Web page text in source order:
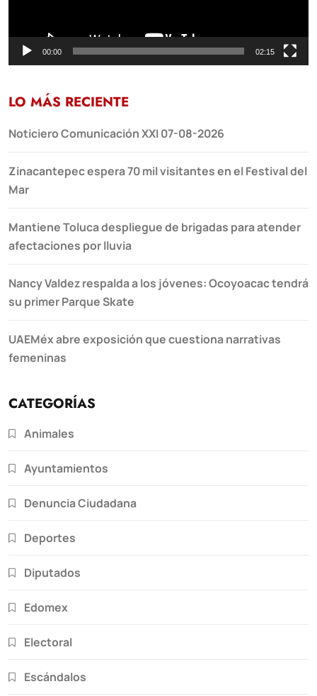
00:00 02:15
LO MÁS RECIENTE
Noticiero Comunicación XXI 07-08-2026
Zinacantepec espera 70 mil visitantes en el Festival del
Mar
Mantiene Toluca despliegue de brigadas para atender
afectaciones por lluvia
Nancy Valdez respalda a los jóvenes: Ocoyoacac tendrá
su primer Parque Skate
UAEMéx abre exposición que cuestiona narrativas
femeninas
CATEGORÍAS
Animales
Ayuntamientos
Denuncia Ciudadana
Deportes
Diputados
Edomex
Electoral
Escándalos